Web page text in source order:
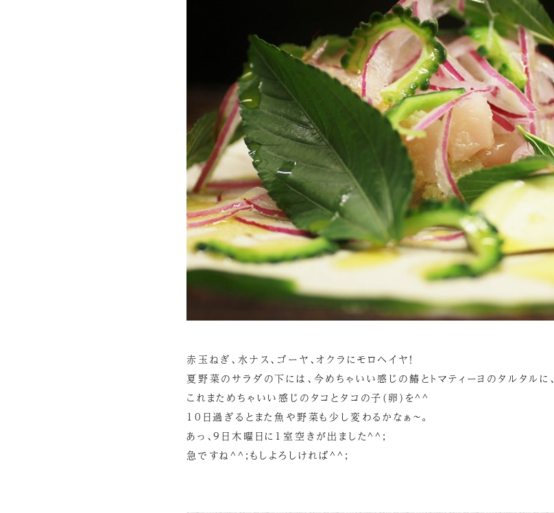
赤玉ねぎ、水ナス、ゴーヤ、オクラにモロヘイヤ！
夏野菜のサラダの下には、今めちゃいい感じの鰆とトマティーヨのタルタルに、
これまためちゃいい感じのタコとタコの子(卵)を^^
10日過ぎるとまた魚や野菜も少し変わるかなぁ～。
あっ、9日木曜日に1室空きが出ました^^;
急ですね^^;もしよろしければ^^;